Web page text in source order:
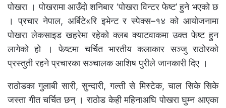
पोखरा । पोखरामा आउँदो शनिबार ‘पोखरा विन्टर फेष्ट’ हुने भएको छ
। प्रचार नेपाल, अर्बिटे«रि इभेन्ट र स्पेक्स–१४ को आयोजनामा
पोखरा लेकसाइड खहरेमा रहेको क्लब क्याटवाकमा उक्त फेष्ट हुन
लागेको हो । फेष्टमा चर्चित भारतीय कलाकार सञ्जु राठोरको
प्रस्तुती रहने प्रचारका सञ्चालक आशिष पुरीले जानकारी दिए ।
राठोडका गुलाबी सारी, सुन्दारी, गल्ती से मिस्टेक, चाल सिके सिके
जस्ता गीत चर्चित छन् । राठोड केही महिनाअघि पोखरा घुम्न आएका